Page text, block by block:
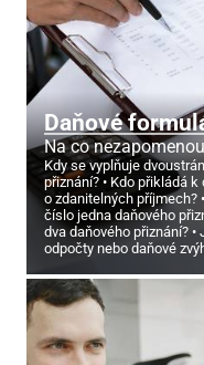
Daňové
Na co
Kdy se vyplňuje
přiznání?
Kdo přikládá k
o zdanitelných příjmech?
číslo jedna daňového
dva daňového přiznání?
odpočty nebo daňové